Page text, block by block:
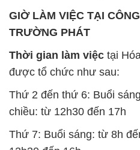
GIỜ LÀM VIỆC TẠI
TRƯỜNG PHÁT
Thời gian làm việc tại
được tổ chức như sau:
Thứ 2 đến thứ 6: Buổi
chiều: từ 12h30 đến 17h
Thứ 7: Buổi sáng: từ 8h